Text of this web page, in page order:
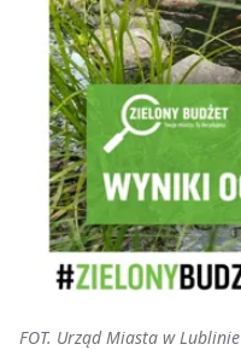
FOT. Urząd Miasta w Lublinie